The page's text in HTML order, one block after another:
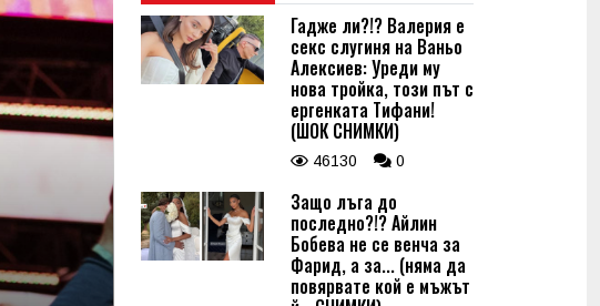
Гадже ли?!? Валерия е
секс слугиня на Ваньо
Алексиев: Уреди му
нова тройка, този път с
ергенката Тифани!
(ШОК СНИМКИ)
46130 0
Защо лъга до
последно?!? Айлин
Бобева не се венча за
Фарид, а за... (няма да
повярвате кой е мъжът